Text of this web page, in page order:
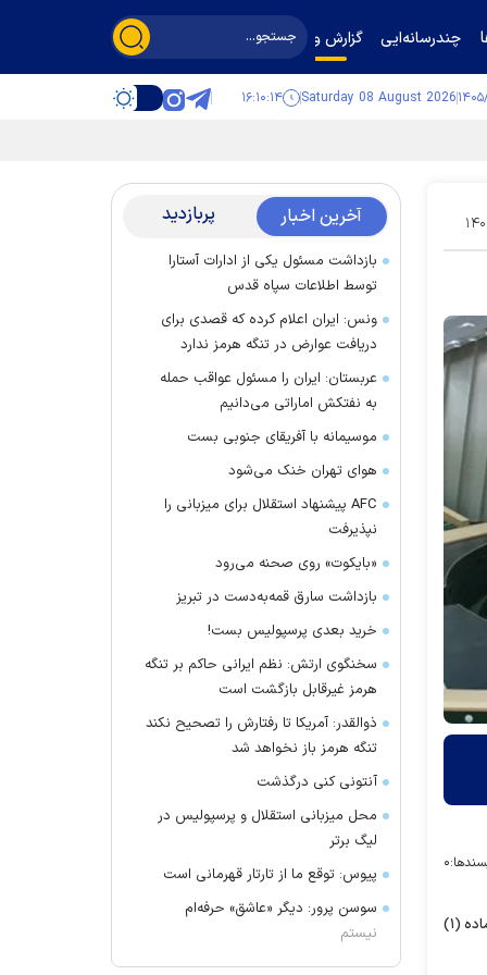
چندرسانه‌ایی گزارش و گفت‌وگو
Saturday 08 August 2026 ۱۶:۱۰:۱۴
۰۱
۰
نمایندگان در جلسه علنی امروز (یک‌شنبه، یکم خرداد ماه) مجلس شورای اسلامی در جریان بررسی طرح شفافیت قوای سه‌گانه با ماده (۱)
آخرین اخبار پربازدید
بازداشت مسئول یکی از ادارات آستارا
توسط اطلاعات سپاه قدس
ونس: ایران اعلام کرده که قصدی برای
دریافت عوارض در تنگه هرمز ندارد
عربستان: ایران را مسئول عواقب حمله
به نفتکش اماراتی می‌دانیم
موسیمانه با آفریقای جنوبی بست
هوای تهران خنک می‌شود
AFC پیشنهاد استقلال برای میزبانی را
نپذیرفت
«بایکوت» روی صحنه می‌رود
بازداشت سارق قمه‌به‌دست در تبریز
خرید بعدی پرسپولیس بست!
سخنگوی ارتش: نظم ایرانی حاکم بر تنگه
هرمز غیرقابل بازگشت است
ذوالقدر: آمریکا تا رفتارش را تصحیح نکند
تنگه هرمز باز نخواهد شد
آنتونی کنی درگذشت
محل میزبانی استقلال و پرسپولیس در
لیگ برتر
پیوس: توقع ما از تارتار قهرمانی است
سوسن پرور: دیگر «عاشق» حرفه‌ام
نیستم